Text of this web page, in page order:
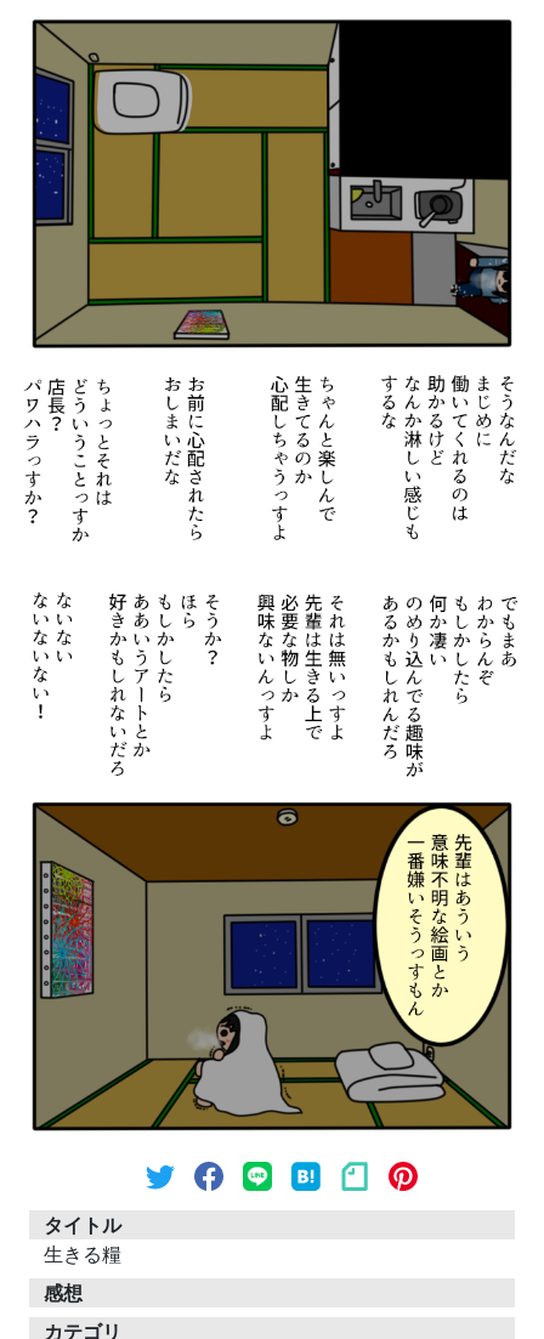
タイトル
生きる糧
感想
カテゴリ